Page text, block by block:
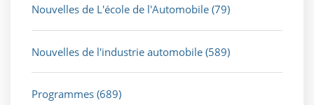
Nouvelles de L'école de l'Automobile (79)
Nouvelles de l'industrie automobile (589)
Programmes (689)